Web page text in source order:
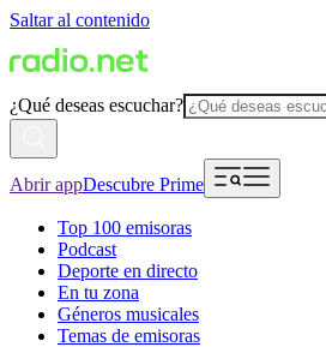
Saltar al contenido
¿Qué deseas escuchar?
Abrir appDescubre Prime
Top 100 emisoras
Podcast
Deporte en directo
En tu zona
Géneros musicales
Temas de emisoras